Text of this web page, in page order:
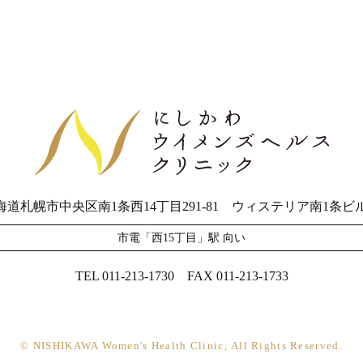
道札幌市中央区南1条西14丁目291-81 ウィステリア南1条ビ
市電「西15丁目」駅 向い
TEL 011-213-1730 FAX 011-213-1733
© NISHIKAWA Women's Health Clinic,All Rights Reserved.